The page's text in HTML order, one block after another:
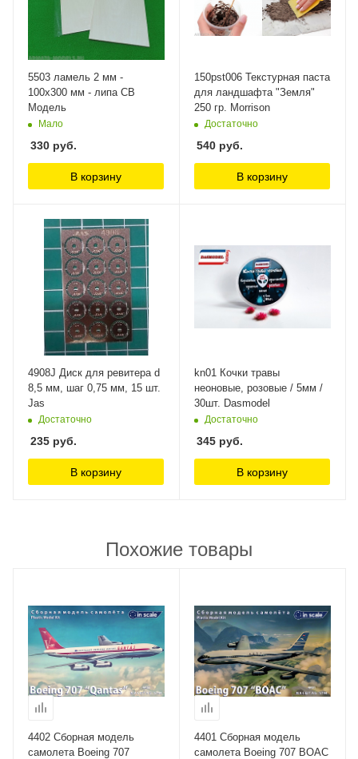
5503 ламель 2 мм -
100х300 мм - липа СВ
Модель
Мало
330 руб.
В корзину
150pst006 Текстурная паста
для ландшафта "Земля"
250 гр. Morrison
Достаточно
540 руб.
В корзину
4908J Диск для ревитера d
8,5 мм, шаг 0,75 мм, 15 шт.
Jas
Достаточно
235 руб.
В корзину
kn01 Кочки травы
неоновые, розовые / 5мм /
30шт. Dasmodel
Достаточно
345 руб.
В корзину
Похожие товары
4402 Сборная модель
самолета Boeing 707
4401 Сборная модель
самолета Boeing 707 BOAC